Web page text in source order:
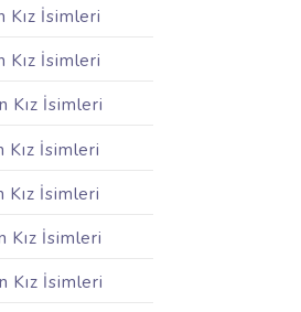
İsimleri
İsimleri
Kız İsimleri
İsimleri
İsimleri
Kız İsimleri
Kız İsimleri